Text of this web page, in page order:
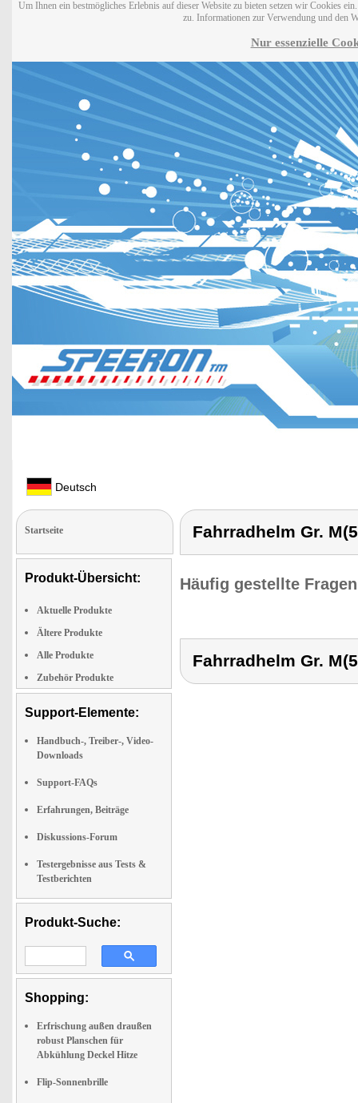
Um Ihnen ein bestmögliches Erlebnis auf dieser Website zu bieten setzen wir Cookies
zu. Informationen zur Verwendung und den
Nur essenzielle
Deutsch
Startseite
Produkt-Übersicht:
Aktuelle Produkte
Ältere Produkte
Alle Produkte
Zubehör Produkte
Support-Elemente:
Handbuch-, Treiber-, Video-
Downloads
Support-FAQs
Erfahrungen, Beiträge
Diskussions-Forum
Testergebnisse aus Tests &
Testberichten
Produkt-Suche:
Shopping:
Erfrischung außen draußen
robust Planschen für
Abkühlung Deckel Hitze
Flip-Sonnenbrille
Fahrradhelm Gr.
Häufig gestellte
Fahrradhelm Gr.